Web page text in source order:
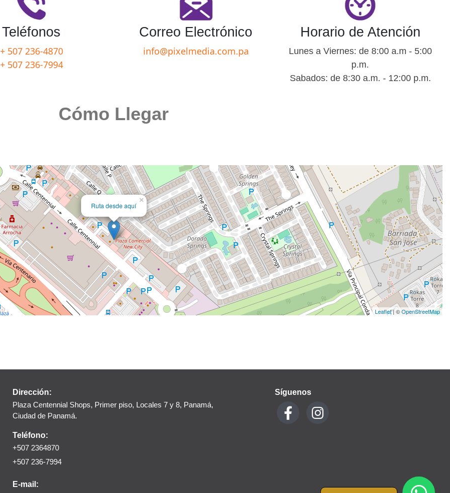
Teléfonos
+ 507 236-4870
+ 507 236-7994
Correo Electrónico
info@pixelmedia.com.pa
Horario de Atención
Lunes a Viernes: de 8:00 a.m - 5:00
p.m.
Sabados: de 8:30 a.m. - 12:00 p.m.
Cómo Llegar
Ruta desde aquí
×
Leaflet| ©OpenStreetMap
Dirección:
Plaza Centennial Shops, Primer piso, Locales 7 y 8, Panamá,
Ciudad de Panamá.
Teléfono:
+507 2364870
+507 236-7994
E-mail:
Síguenos